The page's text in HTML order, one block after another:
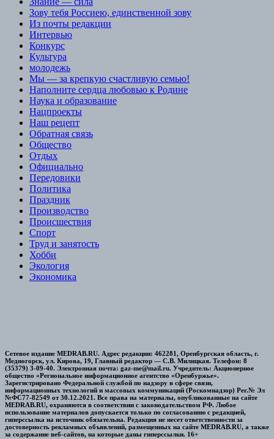
Зову тебя Россиею, единственной зову
Из почты редакции
Интервью
Конкурс
Культура
молодежь
Мы — за крепкую счастливую семью!
Наполните сердца любовью к Родине
Наука и образование
Нацпроекты
Наш рецепт
Обратная связь
Общество
Отдых
Официально
Передовики
Политика
Праздник
Производство
Происшествия
Спорт
Труд и занятость
Хобби
Экология
Экономика
Сетевое издание MEDRAB.RU. Адрес редакции: 462281, Оренбургская область, г.
Медногорск, ул. Кирова, 19, Главный редактор — С.В. Милицкая. Телефон: 8
(35379) 3-09-40. Электронная почта: gaz-me@mail.ru. Учредитель: Акционерное
общество «Региональное информационное агентство «Оренбуржье».
Зарегистрировано Федеральной службой по надзору в сфере связи,
информационных технологий и массовых коммуникаций (Роскомнадзор) Рег.№ Эл
№ФС77-82549 от 30.12.2021. Все права на материалы, опубликованные на сайте
MEDRAB.RU, охраняются в соответствии с законодательством РФ. Любое
использование материалов допускается только по согласованию с редакцией,
гиперссылка на источник обязательна. Редакция не несет ответственности за
достоверность рекламных объявлений, размещенных на сайте MEDRAB.RU, а также
за содержание веб-сайтов, на которые даны гиперссылки. 16+